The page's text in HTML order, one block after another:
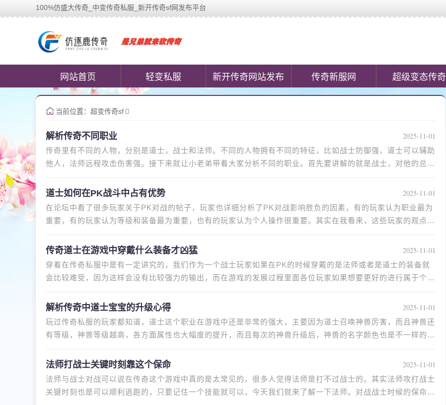
100%仿盛大传奇_中变传奇私服_新开传奇sf网发布平台
网站首页 轻变私服 新开传奇网站发布 传奇新服网 超级变态传奇
当前位置： 超变传奇sf
解析传奇不同职业
传奇里有不同的人物，分别是道士，战士和法师。不同的人物拥有不同的特征，比如战士防御强，道士可以辅助
他人，法师远程攻击伤害强。接下来就让小老弟带着大家分析不同的职业。首先要讲解的就是战士，对他的总结
2025-11-01
道士如何在PK战斗中占有优势
在论坛中看了很多玩家关于PK对战的帖子，玩家也详细分析了PK对战影响胜负的因素，有的玩家认为职业最为
重要，有的玩家认为等级和装备最为重要，也有的玩家认为个人操作很重要。其实在我看来，这些玩家的观点都
2025-11-01
传奇道士在游戏中穿戴什么装备才凶猛
穿着在传奇私服中是有一定讲究的，我们作为一个战士玩家如果在PK的时候穿戴的是法师或者是道士的装备就
会比较难受，因为这样会没有比较强力的输出，而在游戏的发展过程里面各位玩家如果想要更好的进行属于个人
2025-11-01
解析传奇中道士宝宝的升级心得
玩过传奇私服的玩家都知道，道士这个职业在游戏中还是非常的强大，主要因为道士召唤神兽厉害，而且神兽还
有等级，神兽等级越高，各方面属性也大幅度的提升，而且每次的神兽升级后，神兽的名字颜色也是不一样的，
2025-11-01
法师打战士关键时刻靠这个保命
法师与战士对战可以说在传奇这个游戏中真的是太常见的，很多人觉得法师是打不过战士的。其实法师攻打战士
关键时刻也是可以顺利逃跑的，只要记住一个技能就可以，今天我们就来了解一下法师。对战战士时候的保命技
2025-11-01